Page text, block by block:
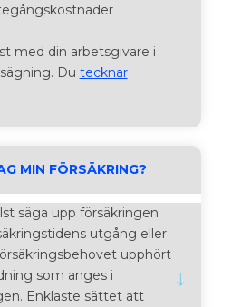
med din arbetsgivare i
Du tecknar
MIN FÖRSÄKRING?
säga upp försäkringen
utgång eller
upphört
som anges i
Enklaste sättet att